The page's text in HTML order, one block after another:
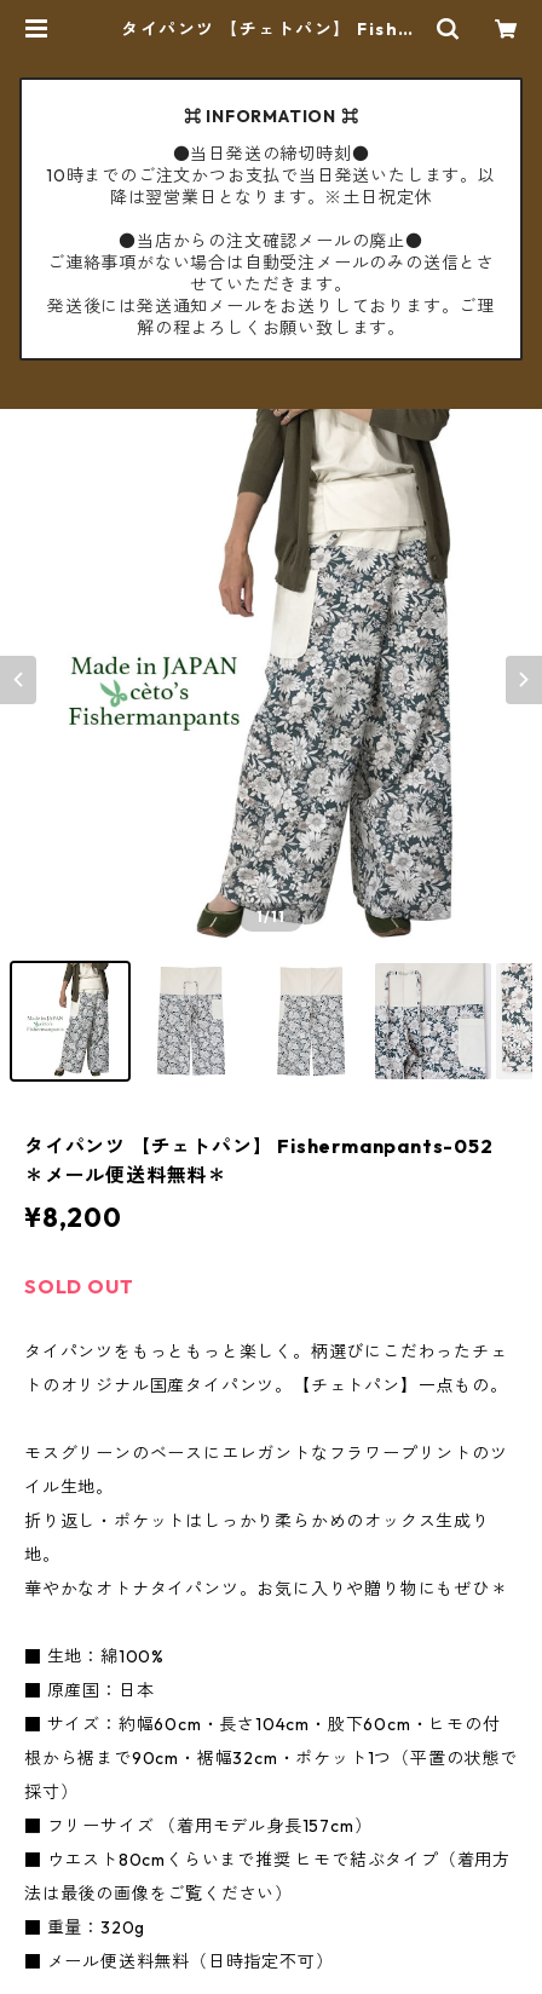
タイパンツ 【チェトパン】 Fisher
⌘ INFORMATION ⌘
●当日発送の締切時刻●
10時までのご注文かつお支払で当日発送いたします。以
降は翌営業日となります。※土日祝定休
●当店からの注文確認メールの廃止●
ご連絡事項がない場合は自動受注メールのみの送信とさ
せていただきます。
発送後には発送通知メールをお送りしております。ご理
解の程よろしくお願い致します。
1/11
タイパンツ 【チェトパン】 Fishermanpants-052
＊メール便送料無料＊
¥8,200
SOLD OUT
タイパンツをもっともっと楽しく。柄選びにこだわったチェ
トのオリジナル国産タイパンツ。【チェトパン】一点もの。
モスグリーンのベースにエレガントなフラワープリントのツ
イル生地。
折り返し・ポケットはしっかり柔らかめのオックス生成り
地。
華やかなオトナタイパンツ。お気に入りや贈り物にもぜひ＊
■ 生地：綿100%
■ 原産国：日本
■ サイズ：約幅60cm・長さ104cm・股下60cm・ヒモの付
根から裾まで90cm・裾幅32cm・ポケット1つ（平置の状態で
採寸）
■ フリーサイズ （着用モデル身長157cm）
■ ウエスト80cmくらいまで推奨 ヒモで結ぶタイプ（着用方
法は最後の画像をご覧ください）
■ 重量：320g
■ メール便送料無料（日時指定不可）